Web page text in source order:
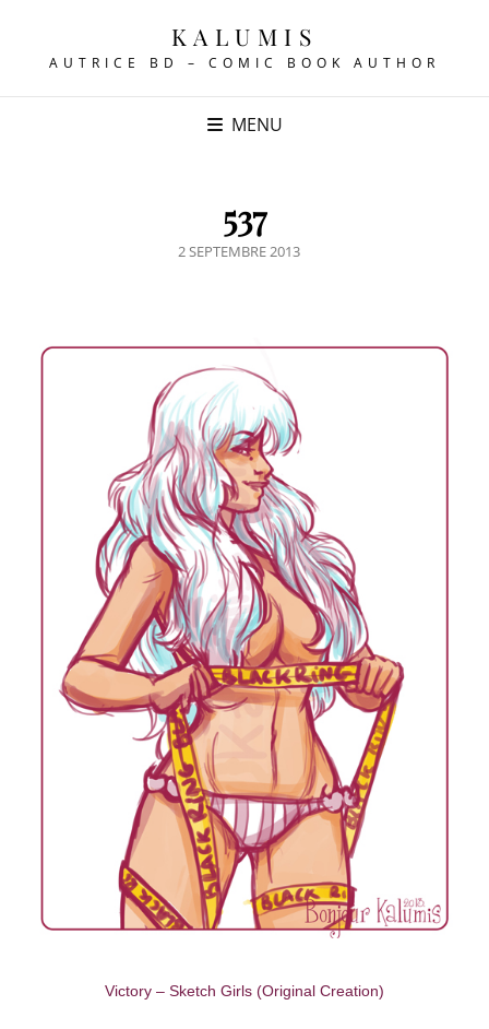
KALUMIS
AUTRICE BD – COMIC BOOK AUTHOR
MENU
537
POSTED
2 SEPTEMBRE 2013
Victory – Sketch Girls (Original Creation)